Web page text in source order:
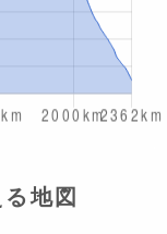
地図